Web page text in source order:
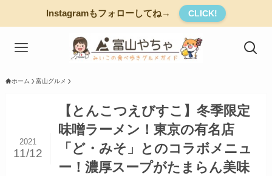
Instagramもフォローしてね→ CLICK!
ホーム 富山グルメ
【とんこつえびすこ】冬季限定
味噌ラーメン！東京の有名店
「ど・みそ」とのコラボメニュ
ー！濃厚スープがたまらん美味
2021
11/12